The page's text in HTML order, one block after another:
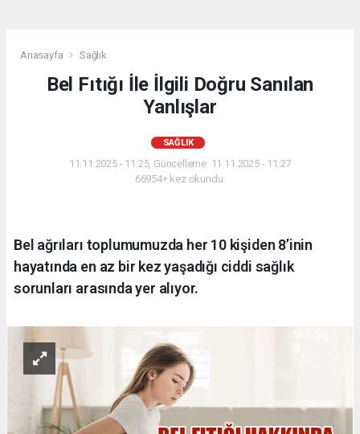
Anasayfa Sağlık
Bel Fıtığı İle İlgili Doğru Sanılan
Yanlışlar
SAĞLIK
11.11.2025 - 11:25, Güncelleme: 11.11.2025 - 11:27
66954+ kez okundu.
Bel ağrıları toplumumuzda her 10 kişiden 8’inin
hayatında en az bir kez yaşadığı ciddi sağlık
sorunları arasında yer alıyor.